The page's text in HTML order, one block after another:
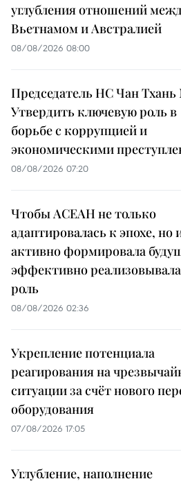
углубления отношений
Вьетнамом и Австралией
08/08/2026 08:00
Председатель НС Чан
Утвердить ключевую роль в
борьбе с коррупцией и
экономическими
08/08/2026 07:20
Чтобы АСЕАН не только
адаптировалась к эпохе, но
активно формировала
эффективно
роль
08/08/2026 02:36
Укрепление потенциала
реагирования на
ситуации за счёт нового
оборудования
07/08/2026 17:05
Углубление, наполнение